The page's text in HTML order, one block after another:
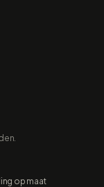
op maat